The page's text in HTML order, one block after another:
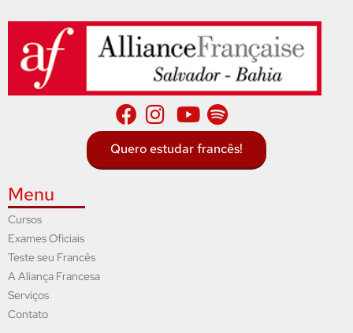
Quero estudar francês!
Menu
Cursos
Exames Oficiais
Teste seu Francês
A Aliança Francesa
Serviços
Contato